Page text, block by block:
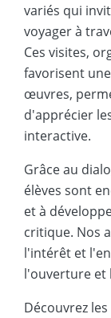
variés qui
voyager à
Ces visites,
favorisent
œuvres,
d'apprécier
interactive.
Grâce au
élèves sont
et à
critique. Nos
l'intérêt et
l'ouverture et
Découvrez